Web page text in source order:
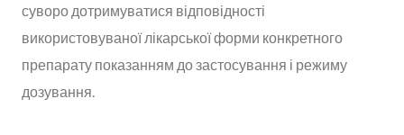
суворо дотримуватися відповідності
використовуваної лікарської форми конкретного
препарату показанням до застосування і режиму
дозування.